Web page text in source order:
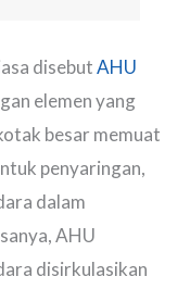
disebutAHU
elemen yang
besar memuat
penyaringan,
dalam
AHU
disirkulasikan